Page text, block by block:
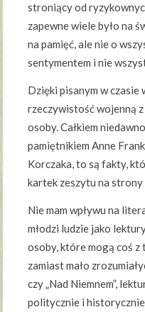
stroniący od
zapewne wiele było na
na pamięć, ale nie o
sentymentem i nie
Dzięki pisanym w
rzeczywistość wojenną
osoby. Całkiem
pamiętnikiem Anne
Korczaka, to są fakty,
kartek zeszytu na
Nie mam wpływu na
młodzi ludzie jako
osoby, które mogą coś z
zamiast mało
czy „Nad Niemnem”,
politycznie i